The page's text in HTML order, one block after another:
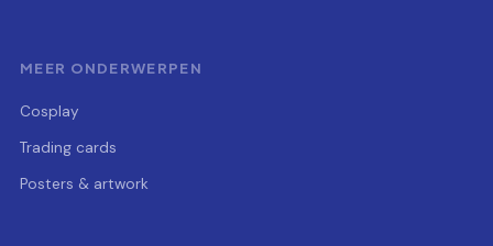
MEER ONDERWERPEN
Cosplay
Trading cards
Posters & artwork